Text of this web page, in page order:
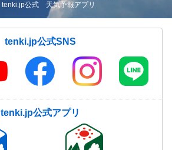
tenki.jp公式 天気予報アプリ
tenki.jp公式SNS
tenki.jp公式アプリ